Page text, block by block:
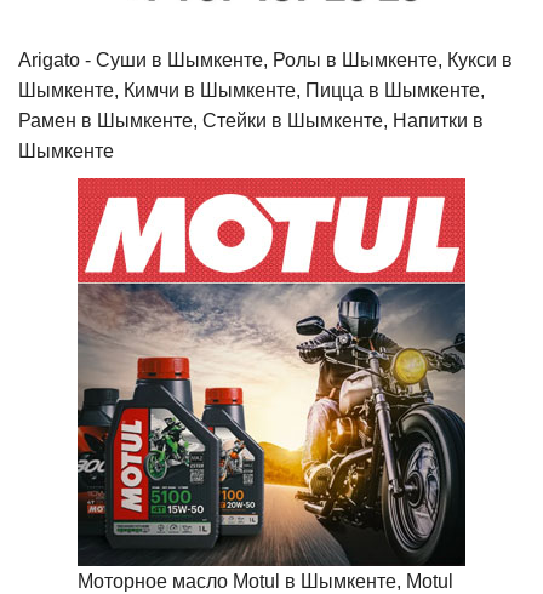
Arigato - Cуши в Шымкенте, Ролы в Шымкенте, Кукси в
Шымкенте, Кимчи в Шымкенте, Пицца в Шымкенте,
Рамен в Шымкенте, Стейки в Шымкенте, Напитки в
Шымкенте
Моторное масло Motul в Шымкенте, Motul